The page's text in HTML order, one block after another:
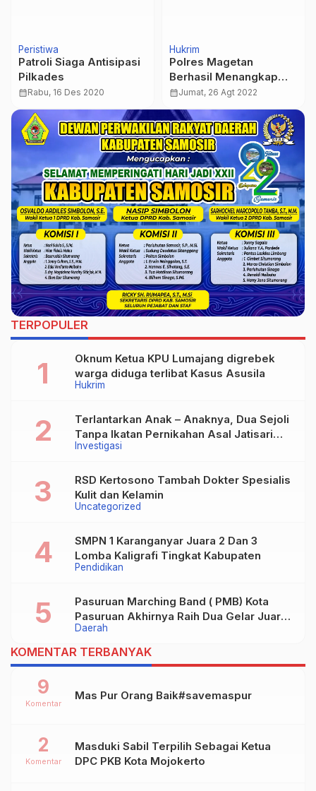
Peristiwa
Patroli Siaga Antisipasi
Pilkades
calendar_monthRabu, 16 Des 2020
Hukrim
Polres Magetan
Berhasil Menangkap
Sejoli Pembobol Kotak
calendar_monthJumat, 26 Agt 2022
TERPOPULER
Hukrim
Oknum Ketua KPU Lumajang digrebek
warga diduga terlibat Kasus Asusila
Investigasi
Terlantarkan Anak – Anaknya, Dua Sejoli
Tanpa Ikatan Pernikahan Asal Jatisari
Kecamatan Geger Madiun dan Maospati
Uncategorized
RSD Kertosono Tambah Dokter Spesialis
Kulit dan Kelamin
Pendidikan
SMPN 1 Karanganyar Juara 2 Dan 3
Lomba Kaligrafi Tingkat Kabupaten
Daerah
Pasuruan Marching Band ( PMB) Kota
Pasuruan Akhirnya Raih Dua Gelar Juara
Dalam Kejurprov Jatim 2024
KOMENTAR TERBANYAK
Mas Pur Orang Baik#savemaspur
9
Komentar
Masduki Sabil Terpilih Sebagai Ketua
DPC PKB Kota Mojokerto
2
Komentar